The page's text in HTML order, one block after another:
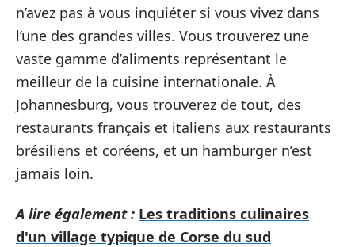
n’avez pas à vous inquiéter si vous vivez dans
l’une des grandes villes. Vous trouverez une
vaste gamme d’aliments représentant le
meilleur de la cuisine internationale. À
Johannesburg, vous trouverez de tout, des
restaurants français et italiens aux restaurants
brésiliens et coréens, et un hamburger n’est
jamais loin.
A lire également : Les traditions culinaires
d'un village typique de Corse du sud